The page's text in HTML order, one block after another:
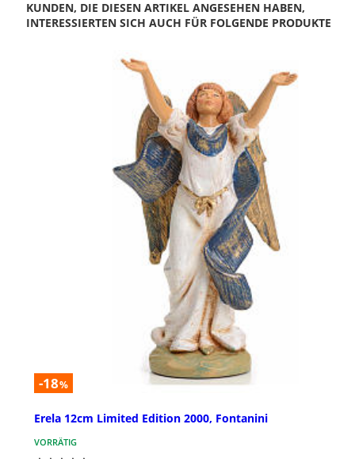
KUNDEN, DIE DIESEN ARTIKEL ANGESEHEN HABEN,
INTERESSIERTEN SICH AUCH FÜR FOLGENDE PRODUKTE
-18%
Erela 12cm Limited Edition 2000, Fontanini
VORRÄTIG